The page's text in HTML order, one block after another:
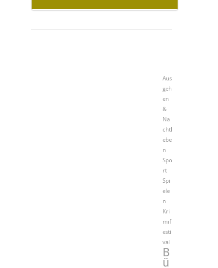
Aus
geh
en
&
Na
chtl
ebe
n
Spo
rt
Spi
ele
n
Kri
mif
esti
val
B
ü